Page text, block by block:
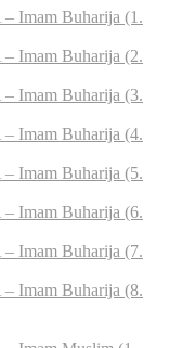
Imam Buharija (1.
Imam Buharija (2.
Imam Buharija (3.
Imam Buharija (4.
Imam Buharija (5.
Imam Buharija (6.
Imam Buharija (7.
Imam Buharija (8.